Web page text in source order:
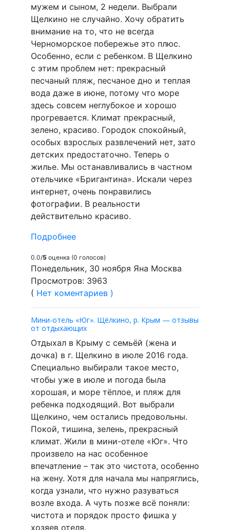
мужем и сыном, 2 недели. Выбрали
Щелкино не случайно. Хочу обратить
внимание на то, что не всегда
Черноморское побережье это плюс.
Особенно, если с ребенком. В Щелкино
с этим проблем нет: прекрасный
песчаный пляж, песчаное дно и теплая
вода даже в июне, потому что море
здесь совсем неглубокое и хорошо
прогревается. Климат прекрасный,
зелено, красиво. Городок спокойный,
особых взрослых развлечений нет, зато
детских предостаточно. Теперь о
жилье. Мы останавливались в частном
отельчике «Бригантина». Искали через
интернет, очень понравились
фотографии. В реальности
действительно красиво.
Подробнее
0.0/5 оценка (0 голосов)
Понедельник, 30 ноября Яна Москва
Просмотров: 3963
( Нет коментариев )
Мини-отель «Юг». Щёлкино, р. Крым — отзывы
от отдыхающих
Отдыхал в Крыму с семьёй (жена и
дочка) в г. Щелкино в июле 2016 года.
Специально выбирали такое место,
чтобы уже в июле и погода была
хорошая, и море тёплое, и пляж для
ребенка подходящий. Вот выбрали
Щелкино, чем остались предовольны.
Покой, тишина, зелень, прекрасный
климат. Жили в мини-отеле «Юг». Что
произвело на нас особенное
впечатление – так это чистота, особенно
на жену. Хотя для начала мы напряглись,
когда узнали, что нужно разуваться
возле входа. А чуть позже всё поняли:
чистота и порядок просто фишка у
хозяев отеля.